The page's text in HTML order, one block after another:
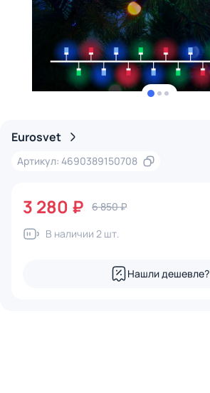
Eurosvet
Артикул: 4690389150708
3 280 ₽ 6 850 ₽
В наличии 2 шт.
Нашли дешевле?